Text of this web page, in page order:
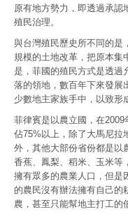
原有地方勢力，即透過承認
殖民治理。
與台灣殖民歷史所不同的是
規模的土地改革，把原本集
是，菲國的殖民方式是透過
落的領地，數百年下來發展
少數地主家族手中，以致
菲律賓是以農立國，在
佔75%以上，除了大馬尼拉
外，其他大部份省份都是以
香蕉、鳳梨、稻米、玉米等
擁有眾多的農業人口，但是
的農民沒有辦法擁有自己的
農，甚至只能幫地主打工